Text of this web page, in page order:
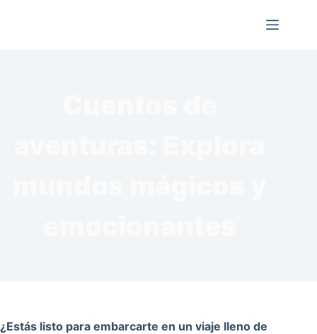
¿Estás listo para embarcarte en un viaje lleno de